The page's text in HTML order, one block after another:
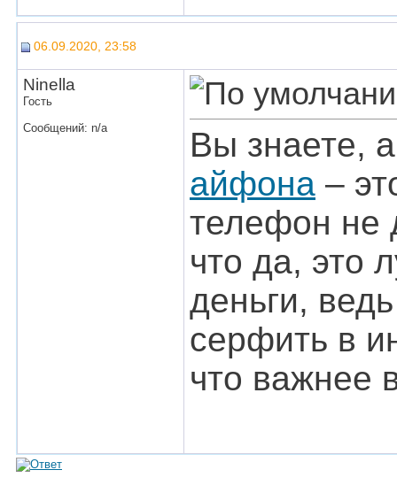
06.09.2020, 23:58
Ninella
Гость
Сообщений: n/a
Вы знаете,
айфона –
телефон не
что да, это
деньги,
серфить в
что важнее